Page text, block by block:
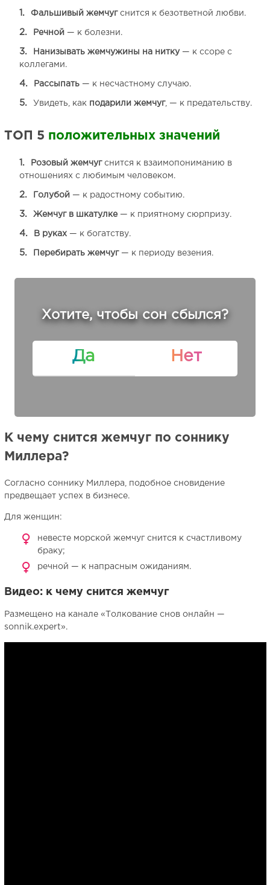
Фальшивый жемчугснится к безответной любви.
Речной — к болезни.
Нанизывать жемчужины на нитку— к ссоре с
коллегами.
Рассыпать— к несчастному случаю.
Увидеть, как подарили жемчуг, — к предательству.
ТОП 5 положительных значений
Розовый жемчугснится к взаимопониманию в
отношениях с любимым человеком.
Голубой — к радостному событию.
Жемчуг в шкатулке— к приятному сюрпризу.
В руках— к богатству.
Перебирать жемчуг— к периоду везения.
Хотите, чтобы сон сбылся?
Да Нет
К чему снится жемчуг по соннику
Миллера?
Согласно соннику Миллера, подобное сновидение
предвещает успех в бизнесе.
Для женщин:
невесте морской жемчуг снится к счастливому
браку;
речной — к напрасным ожиданиям.
Видео: к чему снится жемчуг
Размещено на канале «Толкование снов онлайн —
sonnik.expert».